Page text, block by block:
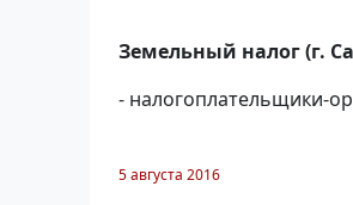
Земельный налог (г.
- налогоплательщики-
5 августа 2016